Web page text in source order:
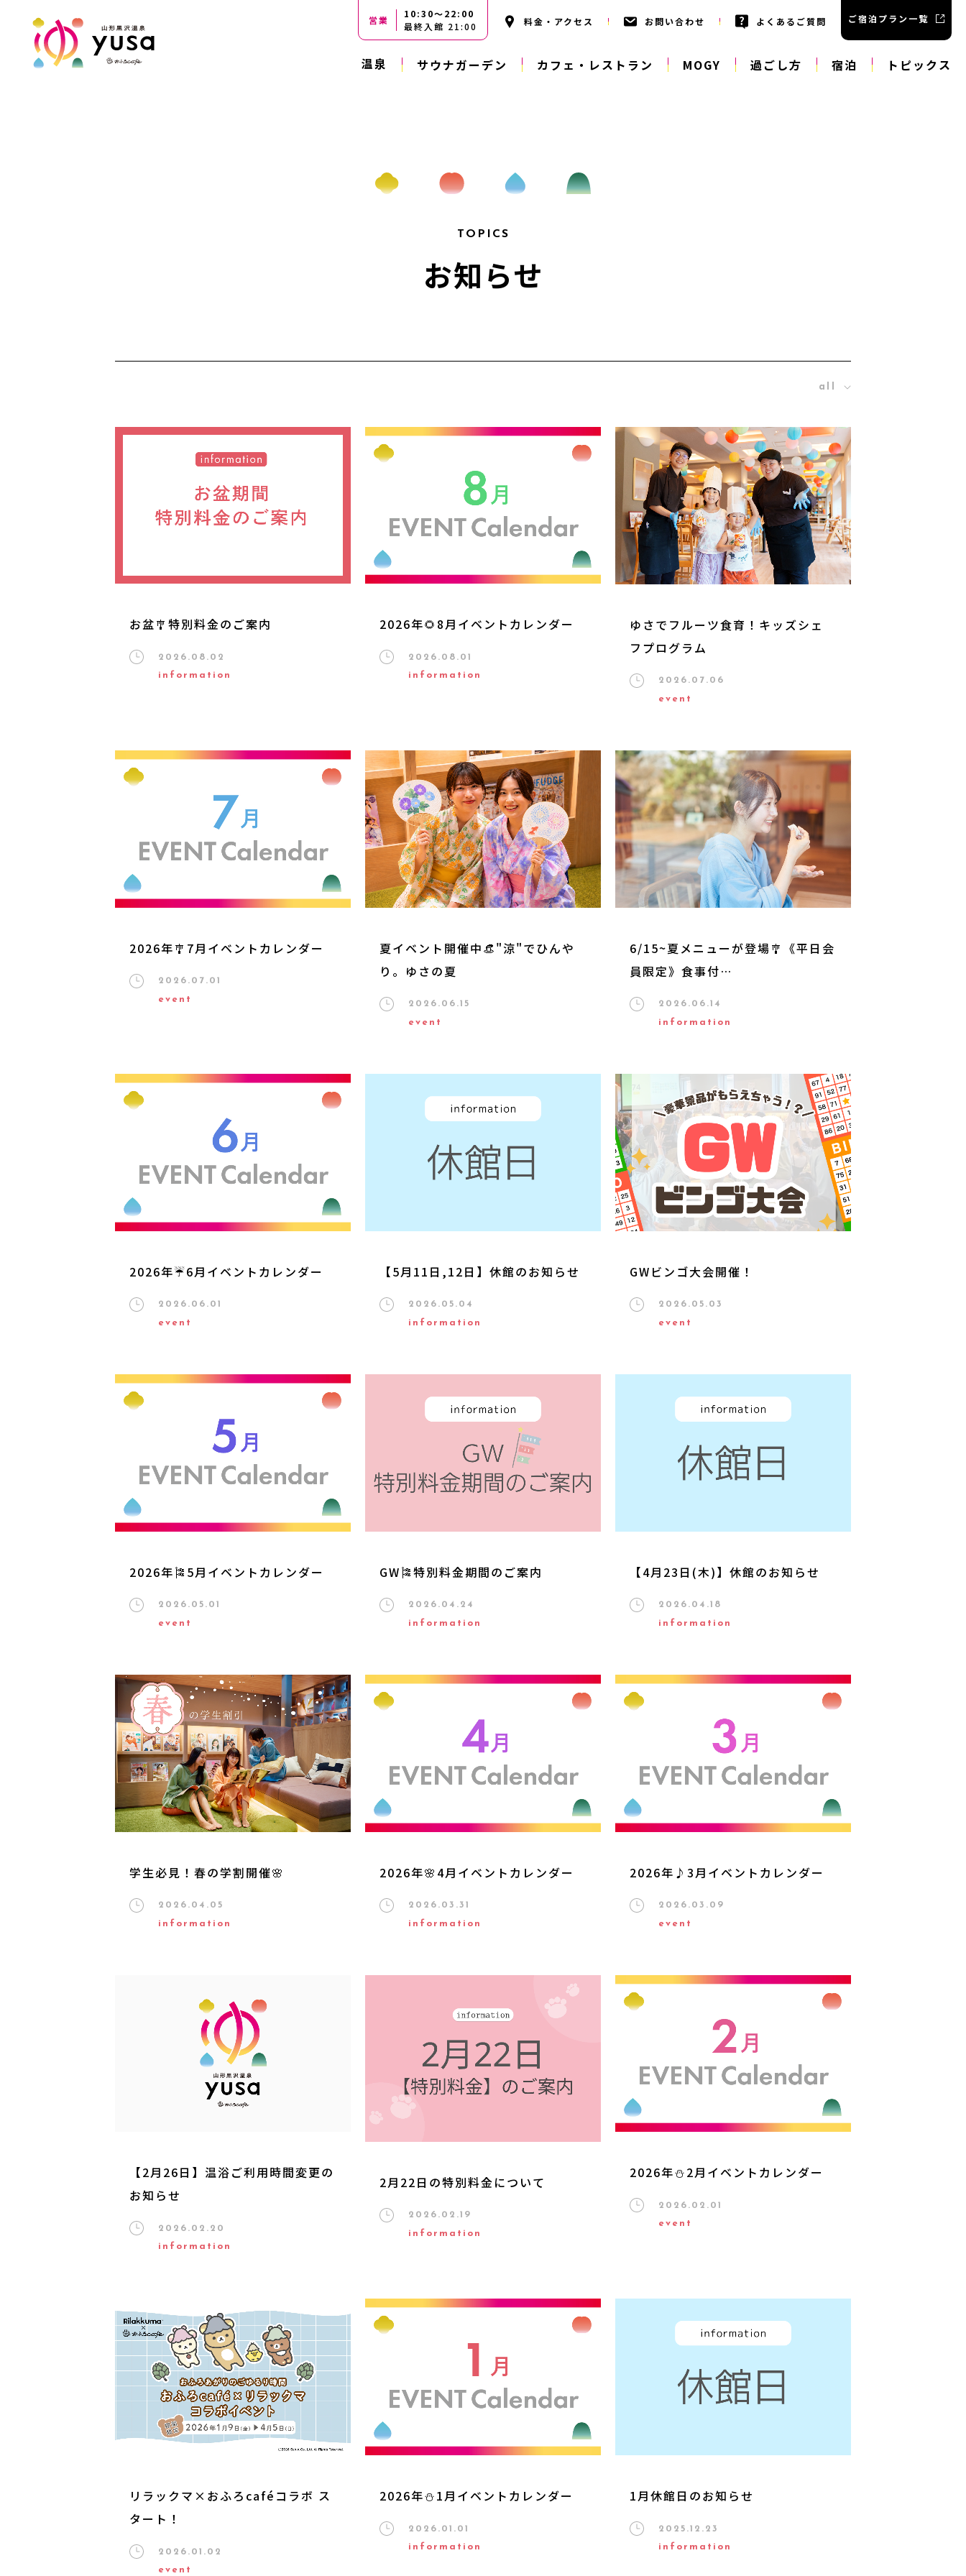
営業
10:30〜22:00
最終入館 21:00
料金・アクセス お問い合わせ よくあるご質問 ご宿泊プラン一覧
温泉 サウナガーデン カフェ・レストラン MOGY 過ごし方 宿泊 トピックス
TOPICS
お知らせ
お盆🎐特別料金のご案内
2026.08.02
information
2026年🌻8月イベントカレンダー
2026.08.01
information
ゆさでフルーツ食育！キッズシェ
フプログラム
2026.07.06
event
2026年🎐7月イベントカレンダー
2026.07.01
event
夏イベント開催中👒"涼"でひんや
り。ゆさの夏
2026.06.15
event
6/15~夏メニューが登場🎐《平日会
員限定》食事付…
2026.06.14
information
2026年☔6月イベントカレンダー
2026.06.01
event
【5月11日,12日】休館のお知らせ
2026.05.04
information
GWビンゴ大会開催！
2026.05.03
event
2026年🎏5月イベントカレンダー
2026.05.01
event
GW🎏特別料金期間のご案内
2026.04.24
information
【4月23日(木)】休館のお知らせ
2026.04.18
information
学生必見！春の学割開催🌸
2026.04.05
information
2026年🌸4月イベントカレンダー
2026.03.31
information
2026年♪3月イベントカレンダー
2026.03.09
event
【2月26日】温浴ご利用時間変更の
お知らせ
2026.02.20
information
2月22日の特別料金について
2026.02.19
information
2026年⛄2月イベントカレンダー
2026.02.01
event
リラックマ×おふろcaféコラボ ス
タート！
2026.01.02
event
2026年⛄1月イベントカレンダー
2026.01.01
information
1月休館日のお知らせ
2025.12.23
information